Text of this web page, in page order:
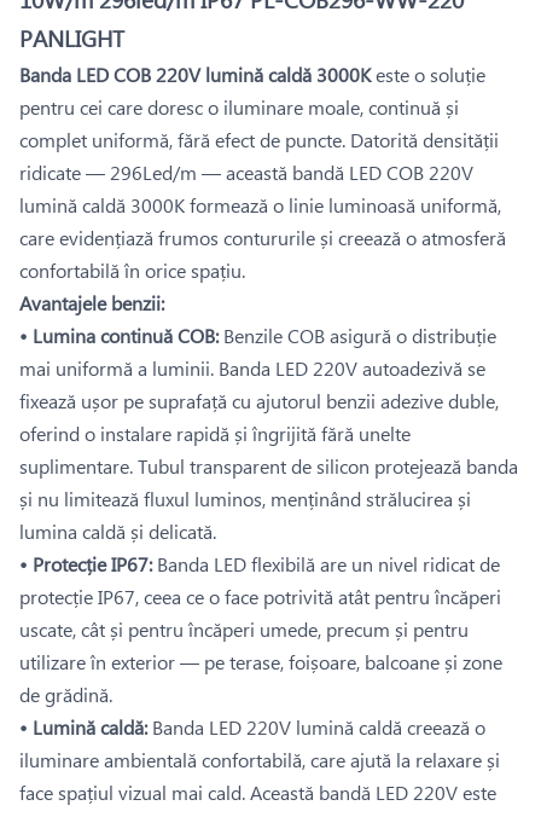
PANLIGHT
Banda LED COB 220V lumină caldă 3000Keste o soluție
pentru cei care doresc o iluminare moale, continuă și
complet uniformă, fără efect de puncte. Datorită densității
ridicate — 296Led/m — această bandă LED COB 220V
lumină caldă 3000K formează o linie luminoasă uniformă,
care evidențiază frumos contururile și creează o atmosferă
confortabilă în orice spațiu.
Avantajele benzii:
• Lumina continuă COB:Benzile COB asigură o distribuție
mai uniformă a luminii. Banda LED 220V autoadezivă se
fixează ușor pe suprafață cu ajutorul benzii adezive duble,
oferind o instalare rapidă și îngrijită fără unelte
suplimentare. Tubul transparent de silicon protejează banda
și nu limitează fluxul luminos, menținând strălucirea și
lumina caldă și delicată.
• Protecție IP67:Banda LED flexibilă are un nivel ridicat de
protecție IP67, ceea ce o face potrivită atât pentru încăperi
uscate, cât și pentru încăperi umede, precum și pentru
utilizare în exterior — pe terase, foișoare, balcoane și zone
de grădină.
• Lumină caldă:Banda LED 220V lumină caldă creează o
iluminare ambientală confortabilă, care ajută la relaxare și
face spațiul vizual mai cald. Această bandă LED 220V este